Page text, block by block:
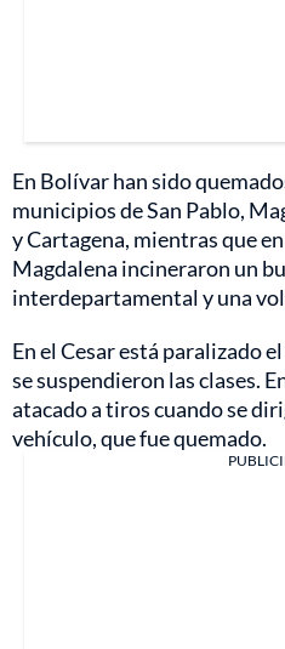
En Bolívar han sido
municipios de San Pablo,
y Cartagena, mientras que
Magdalena incineraron un
interdepartamental y una
En el Cesar está paralizado
se suspendieron las clases.
atacado a tiros cuando se
vehículo, que fue quemado.